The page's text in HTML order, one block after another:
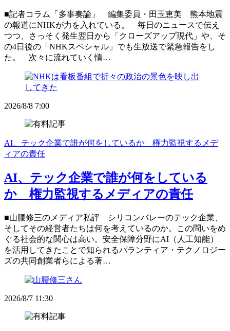
■記者コラム「多事奏論」 編集委員・田玉恵美 熊本地震
の報道にNHKが力を入れている。 毎日のニュースで伝え
つつ、さっそく発生翌日から「クローズアップ現代」や、そ
の4日後の「NHKスペシャル」でも生放送で緊急報告をし
た。 次々に流れていく情…
2026/8/8 7:00
AI、テック企業で誰が何をしているか 権力監視するメデ
ィアの責任
AI、テック企業で誰が何をしている
か 権力監視するメディアの責任
■山腰修三のメディア私評 シリコンバレーのテック企業、
そしてその経営者たちは何を考えているのか。この問いをめ
ぐる社会的な関心は高い。安全保障分野にAI（人工知能）
を活用してきたことで知られるパランティア・テクノロジー
ズの共同創業者らによる著…
2026/8/7 11:30